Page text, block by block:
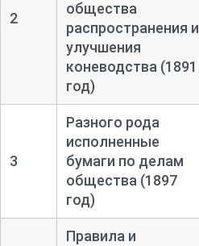
2
общества
распространения и
улучшения
коневодства (1891
год)
3
Разного рода
исполненные
бумаги по делам
общества (1897
год)
Правила и